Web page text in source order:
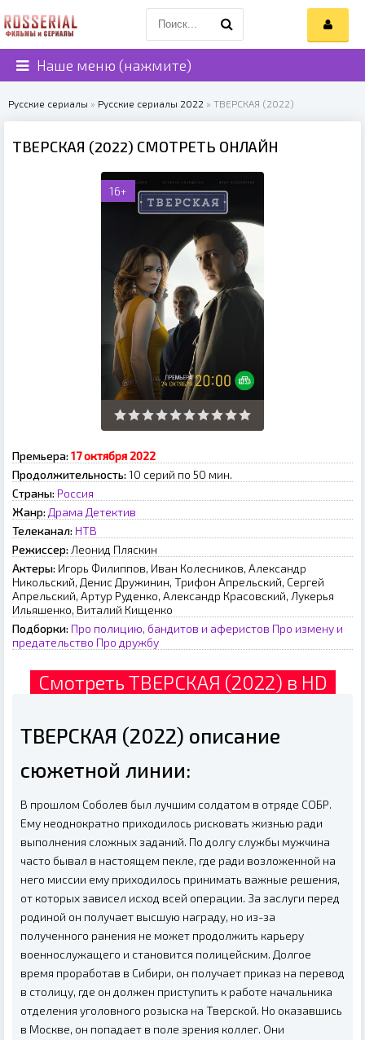
Наше меню (нажмите)
Русские сериалы » Русские сериалы 2022 » ТВЕРСКАЯ (2022)
ТВЕРСКАЯ (2022) СМОТРЕТЬ ОНЛАЙН
16+
Премьера: 17 октября 2022
Продолжительность: 10 серий по 50 мин.
Страны: Россия
Жанр: Драма Детектив
Телеканал: НТВ
Режиссер: Лeoнид Пляcкин
Актеры: Игорь Филиппов, Иван Колесников, Александр
Никольский, Денис Дружинин, Трифон Апрельский, Сергей
Апрельский, Артур Руденко, Александр Красовский, Лукерья
Ильяшенко, Виталий Кищенко
Подборки: Про полицию, бандитов и аферистов Про измену и
предательство Про дружбу
Смотреть ТВЕРСКАЯ (2022) в HD
ТВЕРСКАЯ (2022) описание
сюжетной линии:
В прошлом Соболев был лучшим солдатом в отряде СОБР.
Ему неоднократно приходилось рисковать жизнью ради
выполнения сложных заданий. По долгу службы мужчина
часто бывал в настоящем пекле, где ради возложенной на
него миссии ему приходилось принимать важные решения,
от которых зависел исход всей операции. За заслуги перед
родиной он получает высшую награду, но из-за
полученного ранения не может продолжить карьеру
военнослужащего и становится полицейским. Долгое
время проработав в Сибири, он получает приказ на перевод
в столицу, где он должен приступить к работе начальника
отделения уголовного розыска на Тверской. Но оказавшись
в Москве, он попадает в поле зрения коллег. Они